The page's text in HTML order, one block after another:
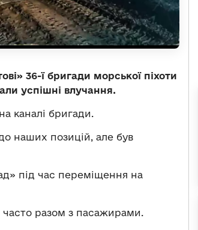
36-ї бригади морської піхоти
успішні влучання.
на каналі бригади.
наших позицій, але був
під час переміщення на
разом з пасажирами.